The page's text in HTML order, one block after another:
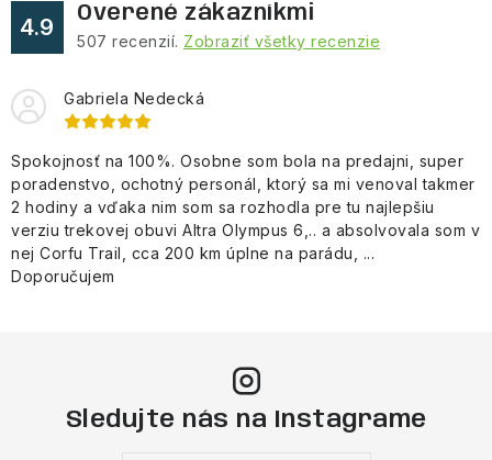
4.9
Overené zákazníkmi
507 recenzií. Zobraziť všetky recenzie
Gabriela Nedecká
Spokojnosť na 100%. Osobne som bola na predajni, super
poradenstvo, ochotný personál, ktorý sa mi venoval takmer
2 hodiny a vďaka nim som sa rozhodla pre tu najlepšiu
verziu trekovej obuvi Altra Olympus 6,.. a absolvovala som v
nej Corfu Trail, cca 200 km úplne na parádu, ...
Doporučujem
Sledujte nás na Instagrame